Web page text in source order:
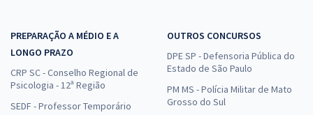
PREPARAÇÃO A MÉDIO E A
LONGO PRAZO
CRP SC - Conselho Regional de
Psicologia - 12ª Região
SEDF - Professor Temporário
OUTROS CONCURSOS
DPE SP - Defensoria Pública do
Estado de São Paulo
PM MS - Polícia Militar de Mato
Grosso do Sul